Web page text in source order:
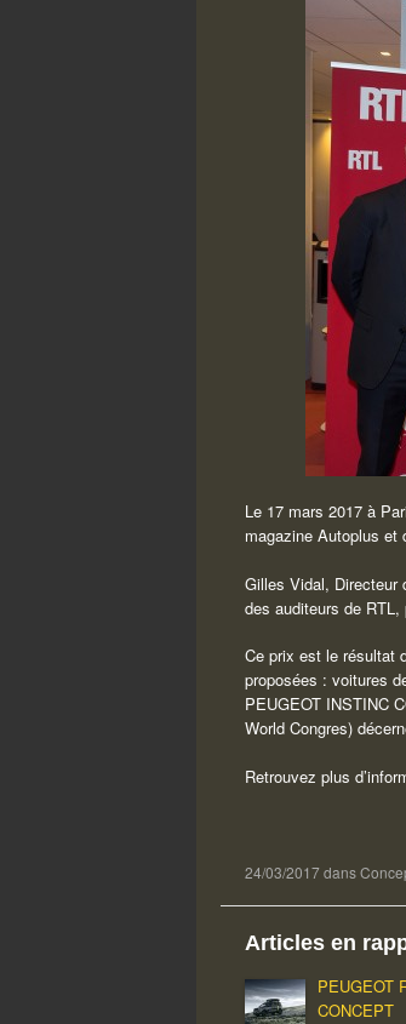
Le 17 mars 2017 à
magazine Autoplus et
Gilles Vidal, Directeur
des auditeurs de
Ce prix est le résultat
proposées : voitures
PEUGEOT INSTINC
World Congres)
Retrouvez plus
24/03/2017dans
Articles en
PEUGEOT
CONCEPT